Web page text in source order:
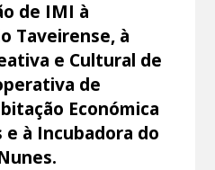
de IMI à
Taveirense, à
e Cultural de
de
Económica
à Incubadora do